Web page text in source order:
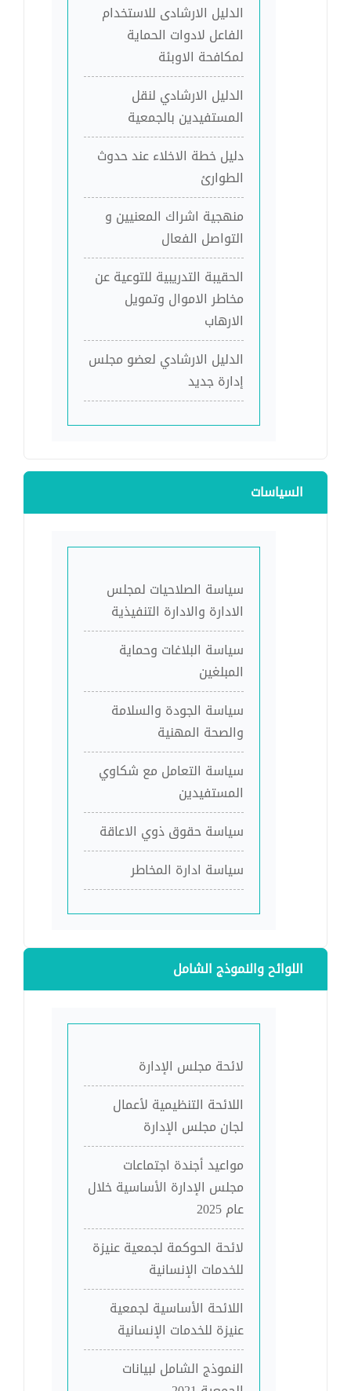
الدليل الارشادى للاستخدام
الفاعل لادوات الحماية
لمكافحة الاوبئة
الدليل الارشادي لنقل
المستفيدين بالجمعية
دليل خطة الاخلاء عند حدوث
الطوارئ
منهجية اشراك المعنيين و
التواصل الفعال
الحقيبة التدريبية للتوعية عن
مخاطر الاموال وتمويل
الارهاب
الدليل الارشادي لعضو مجلس
إدارة جديد
السياسات
سياسة الصلاحيات لمجلس
الادارة والادارة التنفيذية
سياسة البلاغات وحماية
المبلغين
سياسة الجودة والسلامة
والصحة المهنية
سياسة التعامل مع شكاوي
المستفيدين
سياسة حقوق ذوي الاعاقة
سياسة ادارة المخاطر
اللوائح والنموذج الشامل
لائحة مجلس الإدارة
اللائحة التنظيمية لأعمال
لجان مجلس الإدارة
مواعيد أجندة اجتماعات
مجلس الإدارة الأساسية خلال
عام 2025
لائحة الحوكمة لجمعية عنيزة
للخدمات الإنسانية
اللائحة الأساسية لجمعية
عنيزة للخدمات الإنسانية
النموذج الشامل لبيانات